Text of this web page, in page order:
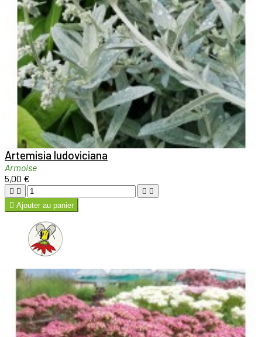
Aperçu rapide 
Artemisia ludoviciana
Armoise
5,00 €
   
 Ajouter au panier